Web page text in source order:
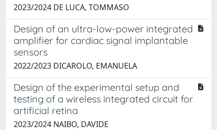
2023/2024 DE LUCA, TOMMASO
Design of an ultra-low-power integrated
amplifier for cardiac signal implantable
sensors
2022/2023 DICAROLO, EMANUELA
Design of the experimental setup and
testing of a wireless integrated circuit for
artificial retina
2023/2024 NAIBO, DAVIDE